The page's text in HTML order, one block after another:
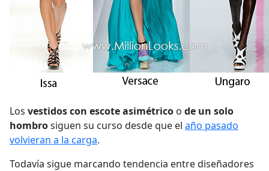
Los vestidos con escote asimétrico o de un solo
hombrosiguen su curso desde que el año pasado
volvieran a la carga.
Todavía sigue marcando tendencia entre diseñadores